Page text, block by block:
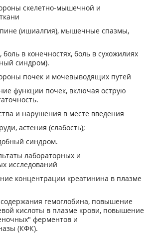
скелетно-мышечной и
(ишиалгия), мышечные спазмы,
боль в конечностях, боль в сухожилиях
синдром).
почек и мочевыводящих путей
функции почек, включая острую
и нарушения в месте введения
астения (слабость);
синдром.
лабораторных и
исследований
концентрации креатинина в плазме
гемоглобина, повышение
кислоты в плазме крови, повышение
ферментов и
(КФК).